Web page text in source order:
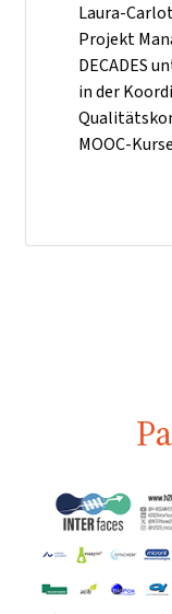
Laura-
Projekt
DECADES
in der
MOOC-